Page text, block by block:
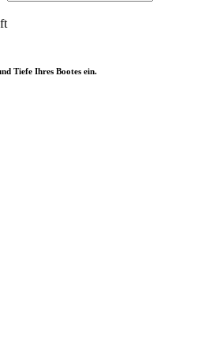
ft
Tiefe Ihres Bootes ein.